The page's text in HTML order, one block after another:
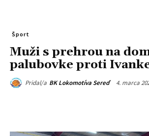
Šport
Muži s prehrou na
palubovke proti
Pridal/a BK Lokomotíva Sereď 4. marca